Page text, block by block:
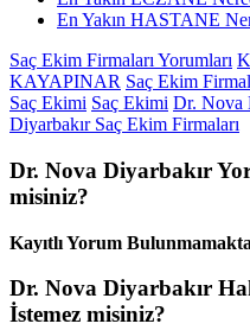
En Yakın HASTANE
Saç Ekim Firmaları Yorumları
KAYAPINAR Saç Ekim
Saç Ekimi Saç Ekimi Dr. Nova
Diyarbakır Saç Ekim Firmaları
Dr. Nova Diyarbakır
misiniz?
Kayıtlı Yorum
Dr. Nova Diyarbakır
İstemez misiniz?